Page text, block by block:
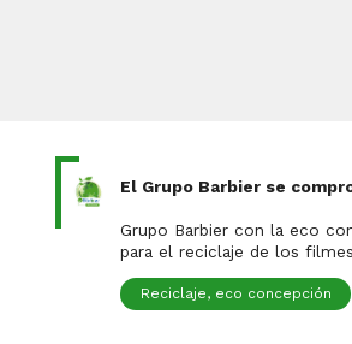
El Grupo Barbier se
Es una
Grupo Barbier con la eco
para el reciclaje de los
Reciclaje, eco concepción